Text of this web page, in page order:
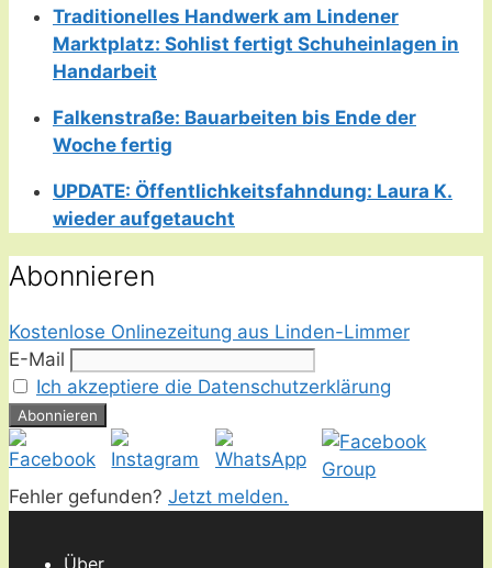
Traditionelles Handwerk am Lindener
Marktplatz: Sohlist fertigt Schuheinlagen in
Handarbeit
Falkenstraße: Bauarbeiten bis Ende der
Woche fertig
UPDATE: Öffentlichkeitsfahndung: Laura K.
wieder aufgetaucht
Abonnieren
Kostenlose Onlinezeitung aus Linden-Limmer
E-Mail
Ich akzeptiere die Datenschutzerklärung
Fehler gefunden? Jetzt melden.